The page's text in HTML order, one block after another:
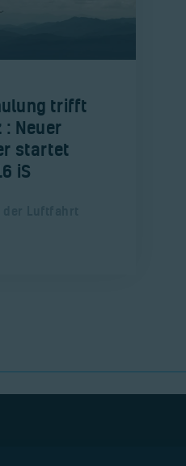
trifft
Neuer
startet
iS